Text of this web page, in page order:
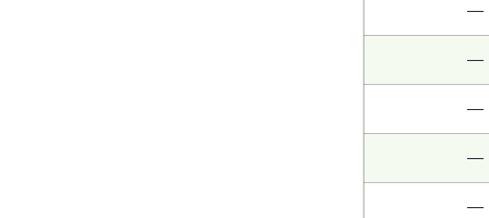
—
—
—
—
—